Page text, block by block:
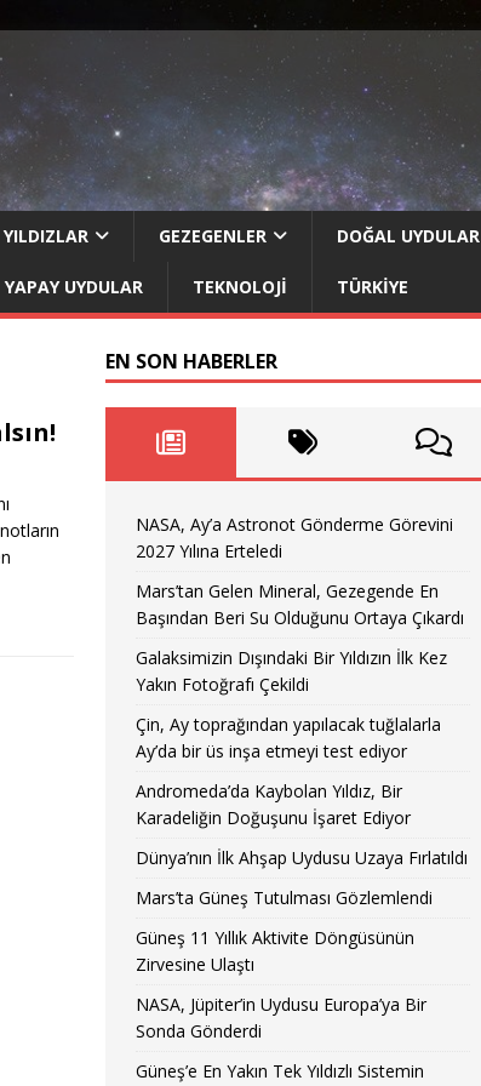
YILDIZLAR GEZEGENLER DOĞAL UYDULAR
YAPAY UYDULAR TEKNOLOJI TÜRKIYE
EN SON HABERLER
NASA, Ay’a Astronot Gönderme Görevini
2027 Yılına Erteledi
Mars’tan Gelen Mineral, Gezegende En
Başından Beri Su Olduğunu Ortaya Çıkardı
Galaksimizin Dışındaki Bir Yıldızın İlk Kez
Yakın Fotoğrafı Çekildi
Çin, Ay toprağından yapılacak tuğlalarla
Ay’da bir üs inşa etmeyi test ediyor
Andromeda’da Kaybolan Yıldız, Bir
Karadeliğin Doğuşunu İşaret Ediyor
Dünya’nın İlk Ahşap Uydusu Uzaya Fırlatıldı
Mars’ta Güneş Tutulması Gözlemlendi
Güneş 11 Yıllık Aktivite Döngüsünün
Zirvesine Ulaştı
NASA, Jüpiter’in Uydusu Europa’ya Bir
Sonda Gönderdi
Güneş’e En Yakın Tek Yıldızlı Sistemin